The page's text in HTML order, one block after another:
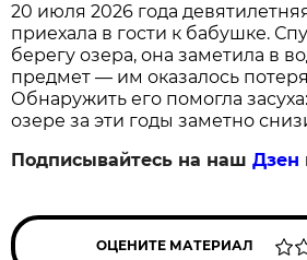
20 июля 2026 года
приехала в гости к бабушке.
берегу озера, она заметила в
предмет — им оказалось
Обнаружить его помогла
озере за эти годы заметно
Подписывайтесь на нашДзен
ОЦЕНИТЕ МАТЕРИАЛ